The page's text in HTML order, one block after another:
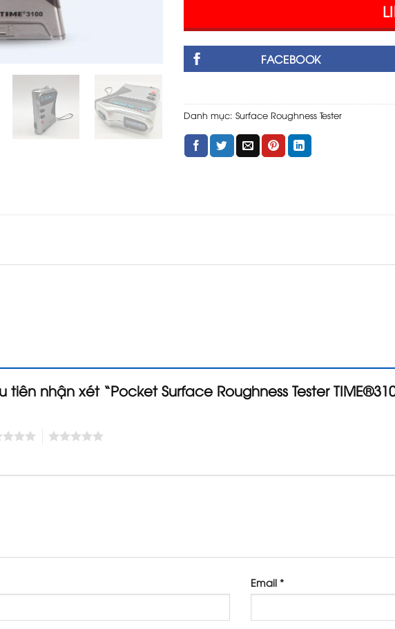
FACEBOOK
Danh mục: Surface Roughness Tester
nhận xét “Pocket Surface Roughness Tester
Email *